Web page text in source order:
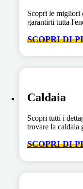
Scopri le migliori
garantirti tutta
SCOPRI DI
Caldaia
Scopri tutti i
trovare la caldaia
SCOPRI DI